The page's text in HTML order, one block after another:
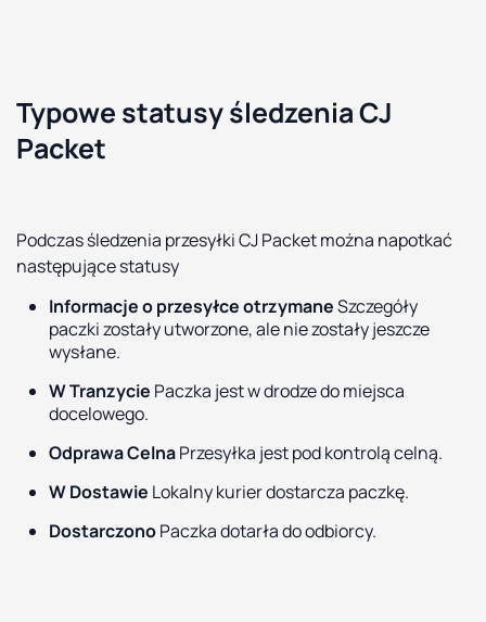
Typowe statusy śledzenia CJ
Packet
Podczas śledzenia przesyłki CJ Packet można napotkać
następujące statusy
Informacje o przesyłce otrzymaneSzczegóły
paczki zostały utworzone, ale nie zostały jeszcze
wysłane.
W Tranzycie Paczka jest w drodze do miejsca
docelowego.
Odprawa CelnaPrzesyłka jest pod kontrolą celną.
W Dostawie Lokalny kurier dostarcza paczkę.
DostarczonoPaczka dotarła do odbiorcy.